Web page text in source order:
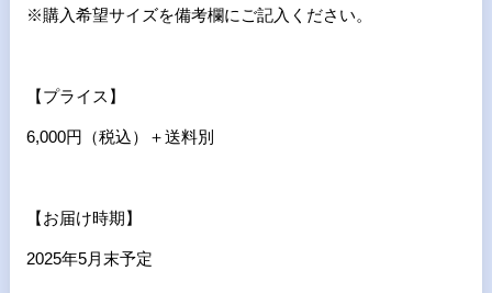
※購入希望サイズを備考欄にご記入ください。
【プライス】
6,000円（税込）＋送料別
【お届け時期】
2025年5月末予定